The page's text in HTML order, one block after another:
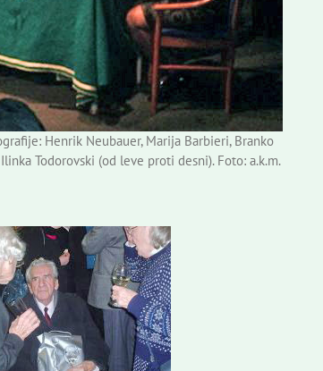
Henrik Neubauer, Marija Barbieri, Branko
Todorovski (od leve proti desni). Foto: a.k.m.